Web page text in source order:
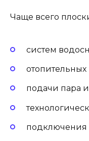
Чаще всего
систем
отопительных
подачи пара и
подключения